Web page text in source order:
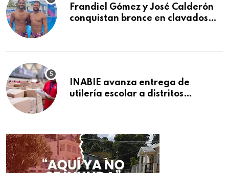
Frandiel Gómez y José Calderón
conquistan bronce en clavados
INABIE avanza entrega de
utilería escolar a distritos